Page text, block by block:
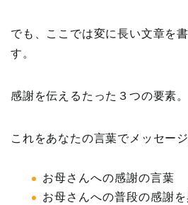
でも、ここでは変に長い文章を
す。
感謝を伝えるたった３つの要素。
これをあなたの言葉でメッセー
お母さんへの感謝の言葉
お母さんへの普段の感謝